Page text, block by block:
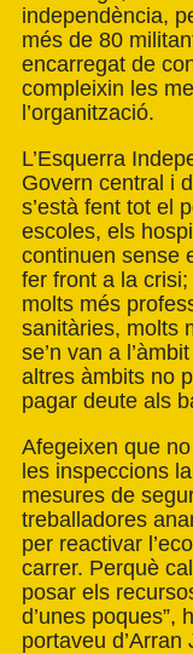
independència,
més de 80
encarregat de
compleixin les
l’organització.
L’Esquerra
Govern central i
s’està fent tot el
escoles, els
continuen sense
fer front a la
molts més
sanitàries, molts
se’n van a
altres àmbits no
pagar deute als
Afegeixen que
les inspeccions
mesures de
treballadores
per reactivar
carrer. Perquè
posar els
d’unes poques”,
portaveu d’Arran